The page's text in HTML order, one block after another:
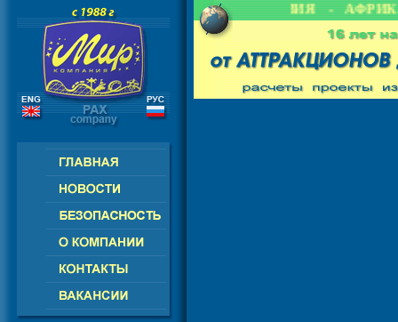
СНГ - ЕВРОПА - АМЕРИКА - АЗИЯ - АФРИКА